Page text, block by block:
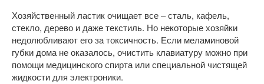
Хозяйственный ластик очищает все – сталь, кафель,
стекло, дерево и даже текстиль. Но некоторые хозяйки
недолюбливают его за токсичность. Если меламиновой
губки дома не оказалось, очистить клавиатуру можно при
помощи медицинского спирта или специальной чистящей
жидкости для электроники.